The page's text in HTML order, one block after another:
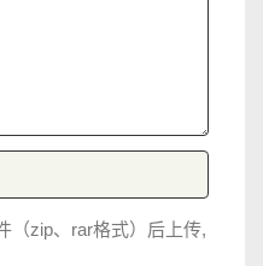
（zip、rar格式）后上传,